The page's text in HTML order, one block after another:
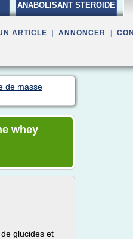
ANABOLISANT STEROIDE
ARTICLE ANNONCER
de masse
whey
glucides et